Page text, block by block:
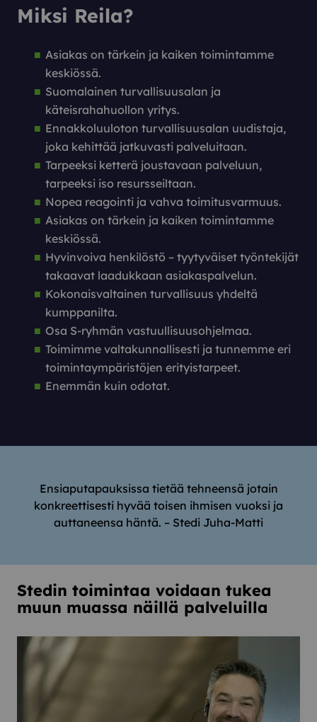
Miksi Reila?
Asiakas on tärkein ja kaiken toimintamme
keskiössä.
Suomalainen turvallisuusalan ja
käteisrahahuollon yritys.
Ennakkoluuloton turvallisuusalan uudistaja,
joka kehittää jatkuvasti palveluitaan.
Tarpeeksi ketterä joustavaan palveluun,
tarpeeksi iso resursseiltaan.
Nopea reagointi ja vahva toimitusvarmuus.
Asiakas on tärkein ja kaiken toimintamme
keskiössä.
Hyvinvoiva henkilöstö – tyytyväiset työntekijät
takaavat laadukkaan asiakaspalvelun.
Kokonaisvaltainen turvallisuus yhdeltä
kumppanilta.
Osa S-ryhmän vastuullisuusohjelmaa.
Toimimme valtakunnallisesti ja tunnemme eri
toimintaympäristöjen erityistarpeet.
Enemmän kuin odotat.
Ensiaputapauksissa tietää tehneensä jotain
konkreettisesti hyvää toisen ihmisen vuoksi ja
auttaneensa häntä. – Stedi Juha-Matti
Stedin toimintaa voidaan tukea
muun muassa näillä palveluilla